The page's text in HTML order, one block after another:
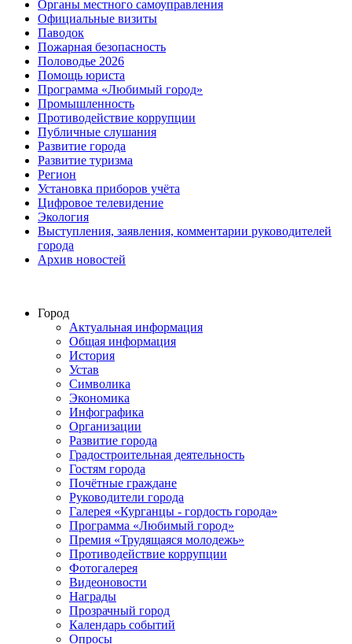
Органы местного самоуправления
Официальные визиты
Паводок
Пожарная безопасность
Половодье 2026
Помощь юриста
Программа «Любимый город»
Промышленность
Противодействие коррупции
Публичные слушания
Развитие города
Развитие туризма
Регион
Установка приборов учёта
Цифровое телевидение
Экология
Выступления, заявления, комментарии руководителей
города
Архив новостей
Город
Актуальная информация
Общая информация
История
Устав
Символика
Экономика
Инфографика
Организации
Развитие города
Градостроительная деятельность
Гостям города
Почётные граждане
Руководители города
Галерея «Курганцы - гордость города»
Программа «Любимый город»
Премия «Трудящаяся молодежь»
Противодействие коррупции
Фотогалерея
Видеоновости
Награды
Прозрачный город
Календарь событий
Опросы